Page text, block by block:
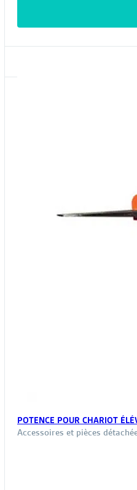
POTENCE POUR CHARIOT
Accessoires et pièces